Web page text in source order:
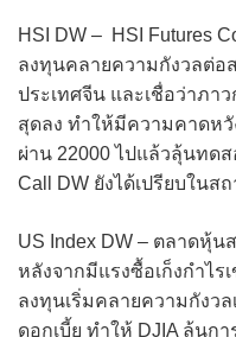
HSI DW – HSI Futures
ลงทุนคลายความกังวลต่อ
ประเทศจีน และเชื่อว่าภ
สุดลง ทำให้มีความคาดห
ผ่าน 22000 ไปแล้วลุ้นทด
Call DW ยังได้เปรียบในส
US Index DW – ตลาดหุ้
หลังจากมีแรงซื้อเก็งกำไ
ลงทุนเริ่มคลายความกัง
ดอกเบี้ย ทำให้ DJIA ลุ้นก